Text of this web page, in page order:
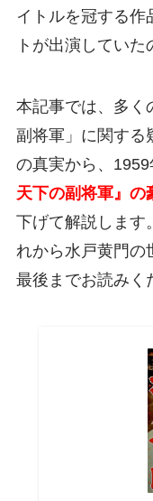
イトルを冠する作
トが出演していた
本記事では、多く
副将軍」に関する
の真実から、
天下の副将軍』の
下げて解説します
れから水戸黄門の
最後までお読みく